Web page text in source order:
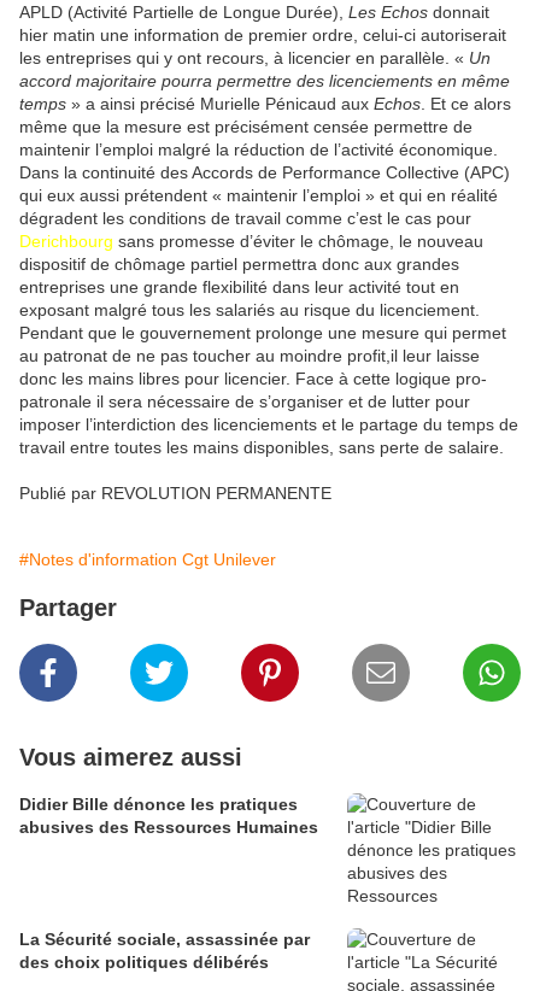
APLD (Activité Partielle de Longue Durée), Les Echos donnait
hier matin une information de premier ordre, celui-ci autoriserait
les entreprises qui y ont recours, à licencier en parallèle. « Un
accord majoritaire pourra permettre des licenciements en même
temps » a ainsi précisé Murielle Pénicaud aux Echos . Et ce alors
même que la mesure est précisément censée permettre de
maintenir l’emploi malgré la réduction de l’activité économique.
Dans la continuité des Accords de Performance Collective (APC)
qui eux aussi prétendent « maintenir l’emploi » et qui en réalité
dégradent les conditions de travail comme c’est le cas pour
Derichbourg sans promesse d’éviter le chômage, le nouveau
dispositif de chômage partiel permettra donc aux grandes
entreprises une grande flexibilité dans leur activité tout en
exposant malgré tous les salariés au risque du licenciement.
Pendant que le gouvernement prolonge une mesure qui permet
au patronat de ne pas toucher au moindre profit,il leur laisse
donc les mains libres pour licencier. Face à cette logique pro-
patronale il sera nécessaire de s’organiser et de lutter pour
imposer l’interdiction des licenciements et le partage du temps de
travail entre toutes les mains disponibles, sans perte de salaire.
Publié par REVOLUTION PERMANENTE
#Notes d'information Cgt Unilever
Partager
Vous aimerez aussi
Didier Bille dénonce les pratiques
abusives des Ressources Humaines
La Sécurité sociale, assassinée par
des choix politiques délibérés